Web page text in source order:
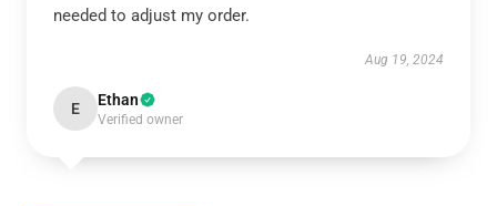
needed to adjust my order.
Aug 19, 2024
E Ethan
Verified owner